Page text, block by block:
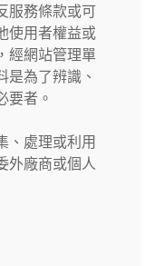
服務條款或可
使用者權益或
經網站管理單
是為了辨識、
要者。
、處理或利用
外廠商或個人